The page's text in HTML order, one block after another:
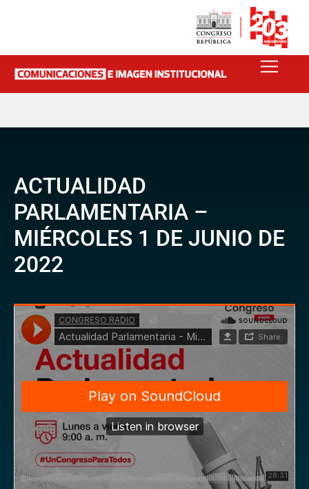
ACTUALIDAD
PARLAMENTARIA –
MIÉRCOLES 1 DE JUNIO DE
2022